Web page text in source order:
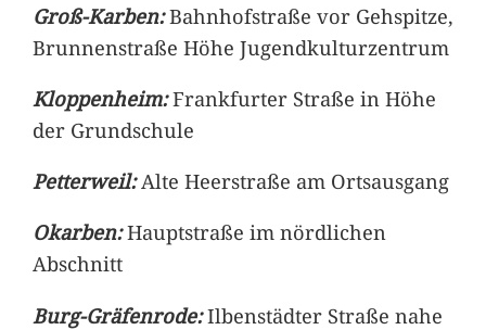
Groß-Karben:Bahnhofstraße vor Gehspitze,
Brunnenstraße Höhe Jugendkulturzentrum
Kloppenheim:Frankfurter Straße in Höhe
der Grundschule
Petterweil:Alte Heerstraße am Ortsausgang
Okarben:Hauptstraße im nördlichen
Abschnitt
Burg-Gräfenrode:Ilbenstädter Straße nahe